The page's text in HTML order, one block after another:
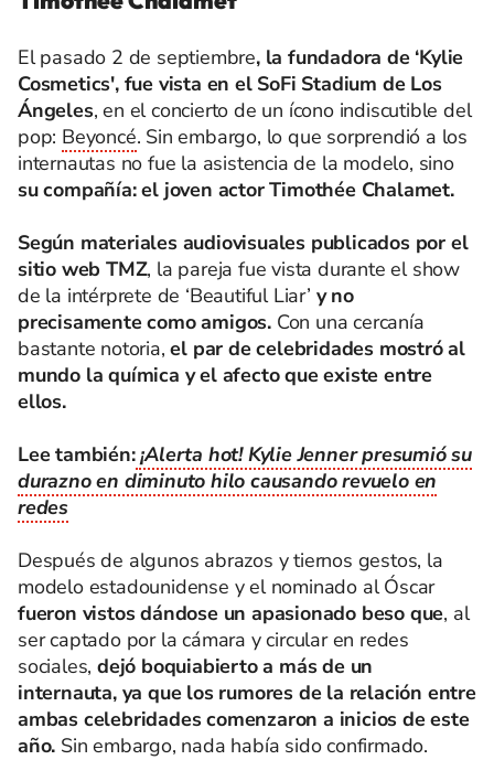
El pasado 2 de septiembre, la fundadora de ‘Kylie
Cosmetics', fue vista en el SoFi Stadium de Los
Ángeles, en el concierto de un ícono indiscutible del
pop: Beyoncé. Sin embargo, lo que sorprendió a los
internautas no fue la asistencia de la modelo, sino
su compañía: el joven actor Timothée Chalamet.
Según materiales audiovisuales publicados por el
sitio web TMZ, la pareja fue vista durante el show
de la intérprete de ‘Beautiful Liar’ y no
precisamente como amigos. Con una cercanía
bastante notoria,el par de celebridades mostró al
mundo la química y el afecto que existe entre
ellos.
Lee también:¡Alerta hot! Kylie Jenner presumió su
durazno en diminuto hilo causando revuelo en
redes
Después de algunos abrazos y tiernos gestos, la
modelo estadounidense y el nominado al Óscar
fueron vistos dándose un apasionado beso que, al
ser captado por la cámara y circular en redes
sociales, dejó boquiabierto a más de un
internauta, ya que los rumores de la relación entre
ambas celebridades comenzaron a inicios de este
año. Sin embargo, nada había sido confirmado.